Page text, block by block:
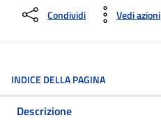
Condividi Vedi azioni
INDICE DELLA PAGINA
Descrizione